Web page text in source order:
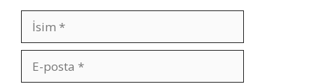
İsim
posta